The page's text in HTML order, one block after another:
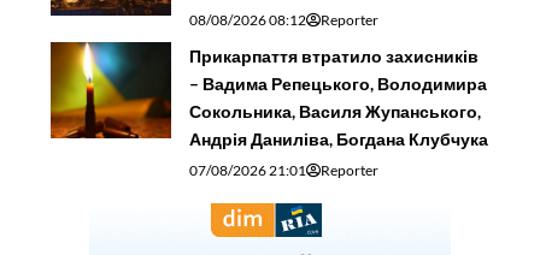
08/08/2026 08:12 Reporter
Прикарпаття втратило захисників
– Вадима Репецького, Володимира
Сокольника, Василя Жупанського,
Андрія Даниліва, Богдана Клубчука
07/08/2026 21:01 Reporter